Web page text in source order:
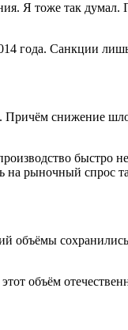
Я тоже так думал.
года. Санкции
Причём снижение
быстро
на рыночный спрос
объёмы
объём